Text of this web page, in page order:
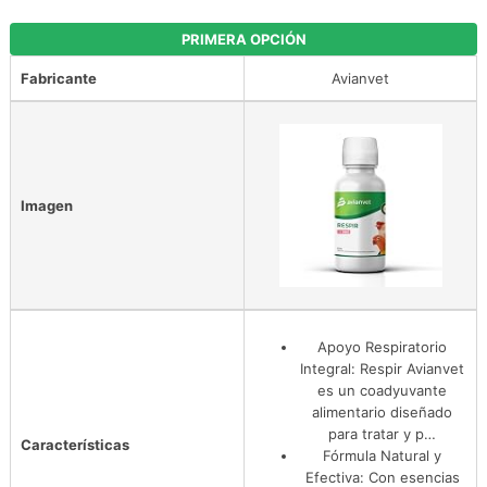
PRIMERA OPCIÓN
Fabricante Avianvet
Imagen
Características
Apoyo Respiratorio
Integral: Respir Avianvet
es un coadyuvante
alimentario diseñado
para tratar y p…
Fórmula Natural y
Efectiva: Con esencias